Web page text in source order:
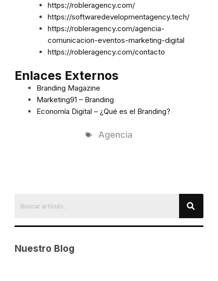
https://robleragency.com/
https://softwaredevelopmentagency.tech/
https://robleragency.com/agencia-
comunicacion-eventos-marketing-digital
https://robleragency.com/contacto
Enlaces Externos
Branding Magazine
Marketing91 – Branding
Economía Digital – ¿Qué es el Branding?
Agencia
Nuestro Blog